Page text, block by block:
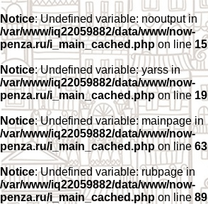
Notice: Undefined variable: nooutput in
/var/www/iq22059882/data/www/now-
penza.ru/i_main_cached.php on line 15
Notice: Undefined variable: yarss in
/var/www/iq22059882/data/www/now-
penza.ru/i_main_cached.phpon line 19
Notice: Undefined variable: mainpage in
/var/www/iq22059882/data/www/now-
penza.ru/i_main_cached.php on line 63
Notice: Undefined variable: rubpage in
/var/www/iq22059882/data/www/now-
penza.ru/i_main_cached.php on line 89